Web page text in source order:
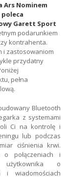
Ars Nominem
poleca
Garett Sport
podarunkiem
kontrahenta.
i zastosowaniom
przydatny
pełna
Bluetooth
z systemami
Ci na kontrolę i
lub podczas
ciśnienia krwi.
o połączeniach i
użytkownika o
i wiadomościach